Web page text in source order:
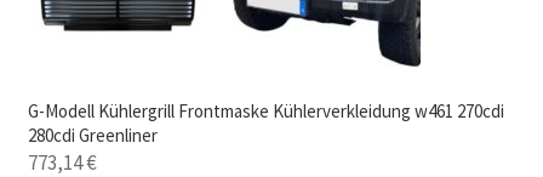
G-Modell Kühlergrill Frontmaske Kühlerverkleidung w461 270cdi
280cdi Greenliner
773,14€